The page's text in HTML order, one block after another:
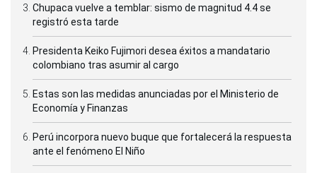
Chupaca vuelve a temblar: sismo de magnitud 4.4 se
registró esta tarde
Presidenta Keiko Fujimori desea éxitos a mandatario
colombiano tras asumir al cargo
Estas son las medidas anunciadas por el Ministerio de
Economía y Finanzas
Perú incorpora nuevo buque que fortalecerá la respuesta
ante el fenómeno El Niño